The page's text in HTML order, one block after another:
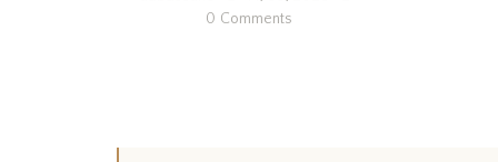
0 Comments